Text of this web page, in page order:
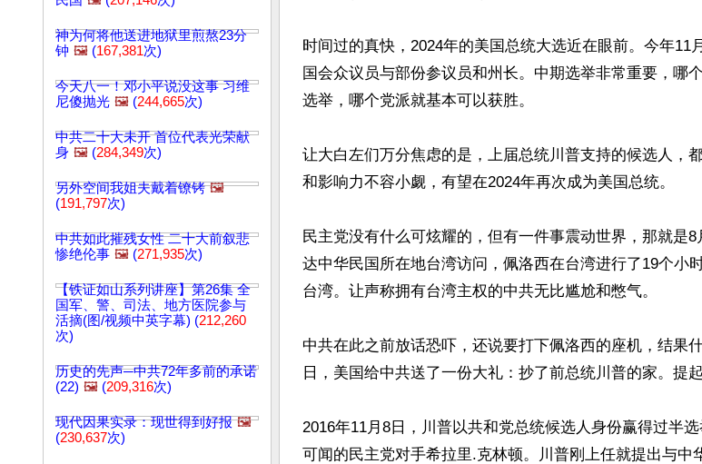
神为何将他送进地狱里煎熬23分
钟 🖼️ (167,381次)
今天八一！邓小平说没这事 习维
尼傻抛光 🖼️ (244,665次)
中共二十大未开 首位代表光荣献
身 🖼️ (284,349次)
另外空间我姐夫戴着镣铐 🖼️
(191,797次)
中共如此摧残女性 二十大前叙悲
惨绝伦事 🖼️ (271,935次)
【铁证如山系列讲座】第26集 全
国军、警、司法、地方医院参与
活摘(图/视频中英字幕) (212,260
次)
历史的先声─中共72年多前的承诺
(22) 🖼️ (209,316次)
现代因果实录：现世得到好报 🖼️
(230,637次)
时间过的真快，2024年的美国总统大选近在眼前。今年11
国会众议员与部份参议员和州长。中期选举非常重要，哪
选举，哪个党派就基本可以获胜。
让大白左们万分焦虑的是，上届总统川普支持的候选人，
和影响力不容小觑，有望在2024年再次成为美国总统。
民主党没有什么可炫耀的，但有一件事震动世界，那就是
达中华民国所在地台湾访问，佩洛西在台湾进行了19个小
台湾。让声称拥有台湾主权的中共无比尴尬和憋气。
中共在此之前放话恐吓，还说要打下佩洛西的座机，结果
日，美国给中共送了一份大礼：抄了前总统川普的家。提
2016年11月8日，川普以共和党总统候选人身份赢得过半
可闻的民主党对手希拉里.克林顿。川普刚上任就提出与中